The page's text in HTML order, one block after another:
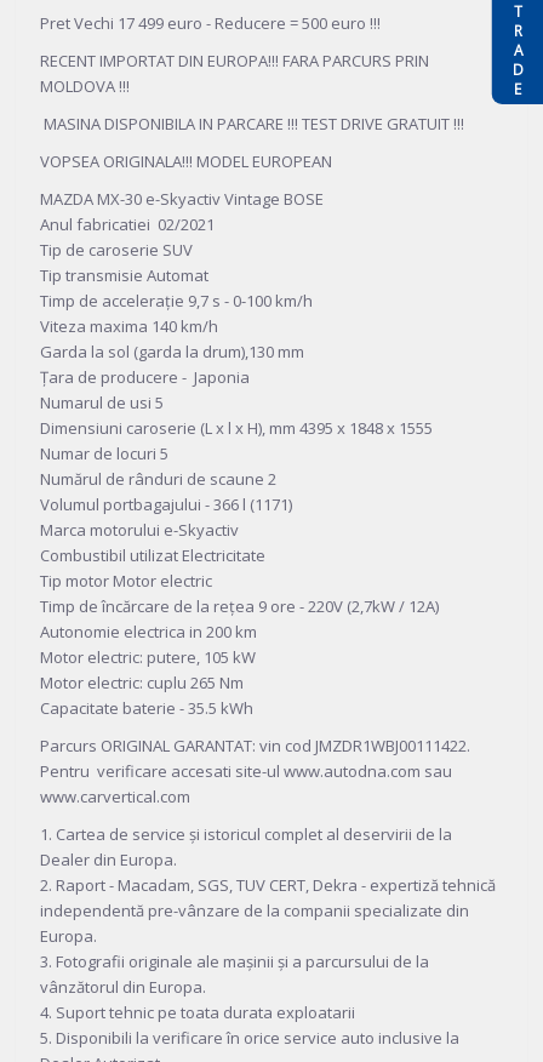
TRADE
Pret Vechi 17 499 euro - Reducere = 500 euro !!!
RECENT IMPORTAT DIN EUROPA!!! FARA PARCURS PRIN
MOLDOVA !!!
MASINA DISPONIBILA IN PARCARE !!! TEST DRIVE GRATUIT !!!
VOPSEA ORIGINALA!!! MODEL EUROPEAN
MAZDA MX-30 e-Skyactiv Vintage BOSE
Anul fabricatiei 02/2021
Tip de caroserie SUV
Tip transmisie Automat
Timp de accelerație 9,7 s - 0-100 km/h
Viteza maxima 140 km/h
Garda la sol (garda la drum),130 mm
Țara de producere - Japonia
Numarul de usi 5
Dimensiuni caroserie (L x l x H), mm 4395 x 1848 x 1555
Numar de locuri 5
Numărul de rânduri de scaune 2
Volumul portbagajului - 366 l (1171)
Marca motorului e-Skyactiv
Combustibil utilizat Electricitate
Tip motor Motor electric
Timp de încărcare de la rețea 9 ore - 220V (2,7kW / 12A)
Autonomie electrica in 200 km
Motor electric: putere, 105 kW
Motor electric: cuplu 265 Nm
Capacitate baterie - 35.5 kWh
Parcurs ORIGINAL GARANTAT: vin cod JMZDR1WBJ00111422.
Pentru verificare accesati site-ul www.autodna.com sau
www.carvertical.com
1. Cartea de service și istoricul complet al deservirii de la
Dealer din Europa.
2. Raport - Macadam, SGS, TUV CERT, Dekra - expertiză tehnică
independentă pre-vânzare de la companii specializate din
Europa.
3. Fotografii originale ale mașinii și a parcursului de la
vânzătorul din Europa.
4. Suport tehnic pe toata durata exploatarii
5. Disponibili la verificare în orice service auto inclusive la